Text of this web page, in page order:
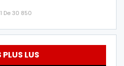
1 De 30 850
PLUS LUS